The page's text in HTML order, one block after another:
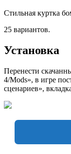
Стильная куртка
25 вариантов.
Установка
Перенести
4/Mods», в игре
сценариев»,